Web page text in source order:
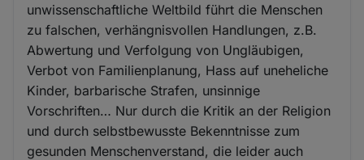
unwissenschaftliche Weltbild führt die Menschen
zu falschen, verhängnisvollen Handlungen, z.B.
Abwertung und Verfolgung von Ungläubigen,
Verbot von Familienplanung, Hass auf uneheliche
Kinder, barbarische Strafen, unsinnige
Vorschriften… Nur durch die Kritik an der Religion
und durch selbstbewusste Bekenntnisse zum
gesunden Menschenverstand, die leider auch